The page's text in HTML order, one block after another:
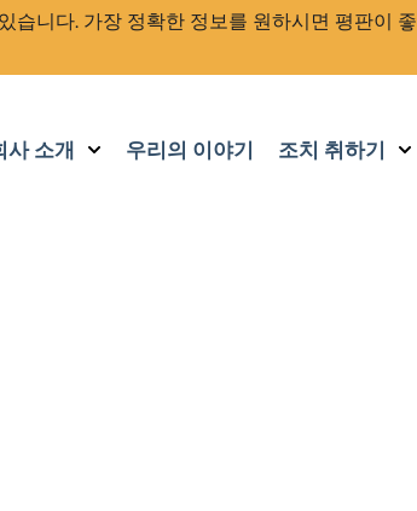
습니다. 가장 정확한 정보를 원하시면 평판이 좋
사 소개 우리의 이야기 조치 취하기